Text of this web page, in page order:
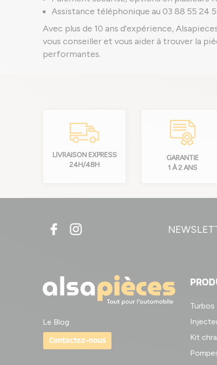
Assistance téléphonique au 03 88 55 24
Avec plus de 10 ans d'expérience,
vous conseiller et vous aider à trouver la
performantes.
LIVRAISON EXPRESS
24H/48H
GARANTIE
1 À 2 ANS
Le Blog
Contactez-nous
Turbos
Kit